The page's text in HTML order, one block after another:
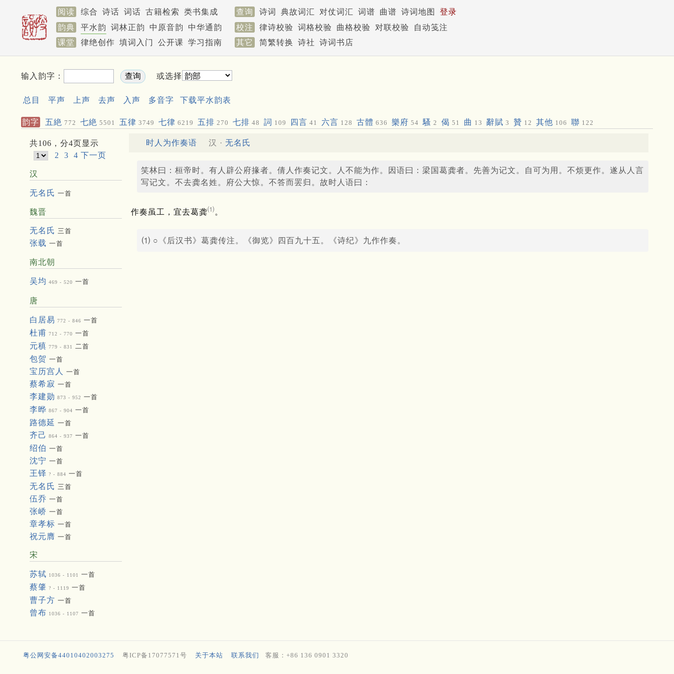
阅读 综合 诗话 词话 古籍检索 类书集成 查询 诗词 典故词汇 对仗词汇 词谱 曲谱 诗词地图
登录
韵典
平水韵 词林正韵 中原音韵 中华通韵 校注 律诗校验 词格校验 曲格校验 对联校验
自动笺注
课堂
律绝创作 填词入门 公开课 学习指南 其它 简繁转换 诗社 诗词书店
输入韵字： 或选择
总目 平声 上声 去声 入声 多音字 下载平水韵表
韵字 五絶 772 七絶 5501 五律 3749 七律 6219 五排 270 七排 48 詞 109 四言 41 六言 128 古體 636 樂府 54 騷 2 偈 51 曲 13 辭賦 3 贊 12 其他 106 聯 122
共106，分4页显示
2
3 4 下一页
汉
无名氏 一首
魏晋
无名氏 三首
张载 一首
南北朝
吴均 469 - 520 一首
唐
白居易 772 - 846 一首
杜甫 712 - 770 一首
元稹 779 - 831 二首
包贺 一首
宝历宫人 一首
蔡希寂 一首
李建勋 873 - 952 一首
李晔 867 - 904 一首
路德延 一首
齐己 864 - 937 一首
绍伯 一首
沈宁 一首
王铎 ? - 884 一首
无名氏 三首
伍乔 一首
张峤 一首
章孝标 一首
祝元膺 一首
宋
苏轼 1036 - 1101 一首
蔡肇 ? - 1119 一首
曹子方 一首
曾布 1036 - 1107 一首
时人为作奏语 汉 · 无名氏
笑林曰：桓帝时。有人辟公府掾者。倩人作奏记文。人不能为作。因语曰：梁国葛龚者。先善为记文。自可为用。不烦更作。遂从人言
写记文。不去龚名姓。府公大惊。不答而罢归。故时人语曰：
作奏虽工，宜去葛龚⑴ 。
⑴ ○《后汉书》葛龚传注。《御览》四百九十五。《诗纪》九作作奏。
粤公网安备44010402003275 粤ICP备17077571号 关于本站 联系我们 客服：+86 136 0901 3320